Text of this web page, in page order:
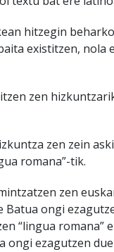
hitzegin
existitzen, nola
zen
zen zein
romana”-tik.
zen
Batua ongi
“lingua romana”
ongi ezagutzen